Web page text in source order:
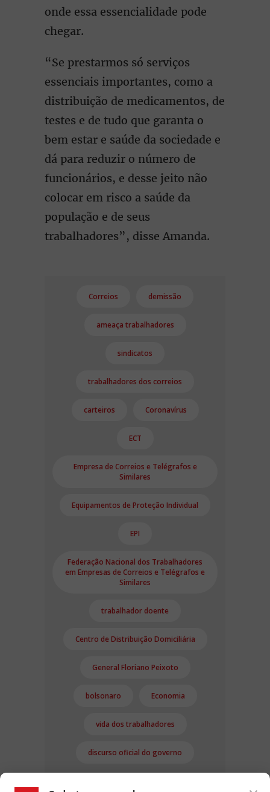
onde essa essencialidade pode
chegar.
“Se prestarmos só serviços
essenciais importantes, como a
distribuição de medicamentos, de
testes e de tudo que garanta o
bem estar e saúde da sociedade e
dá para reduzir o número de
funcionários, e desse jeito não
colocar em risco a saúde da
população e de seus
trabalhadores”, disse Amanda.
Correios demissão
ameaça trabalhadores
sindicatos
trabalhadores dos correios
carteiros Coronavírus
ECT
Empresa de Correios e Telégrafos e
Similares
Equipamentos de Proteção Individual
EPI
Federação Nacional dos Trabalhadores
em Empresas de Correios e Telégrafos e
Similares
trabalhador doente
Centro de Distribuição Domiciliária
General Floriano Peixoto
bolsonaro Economia
vida dos trabalhadores
discurso oficial do governo